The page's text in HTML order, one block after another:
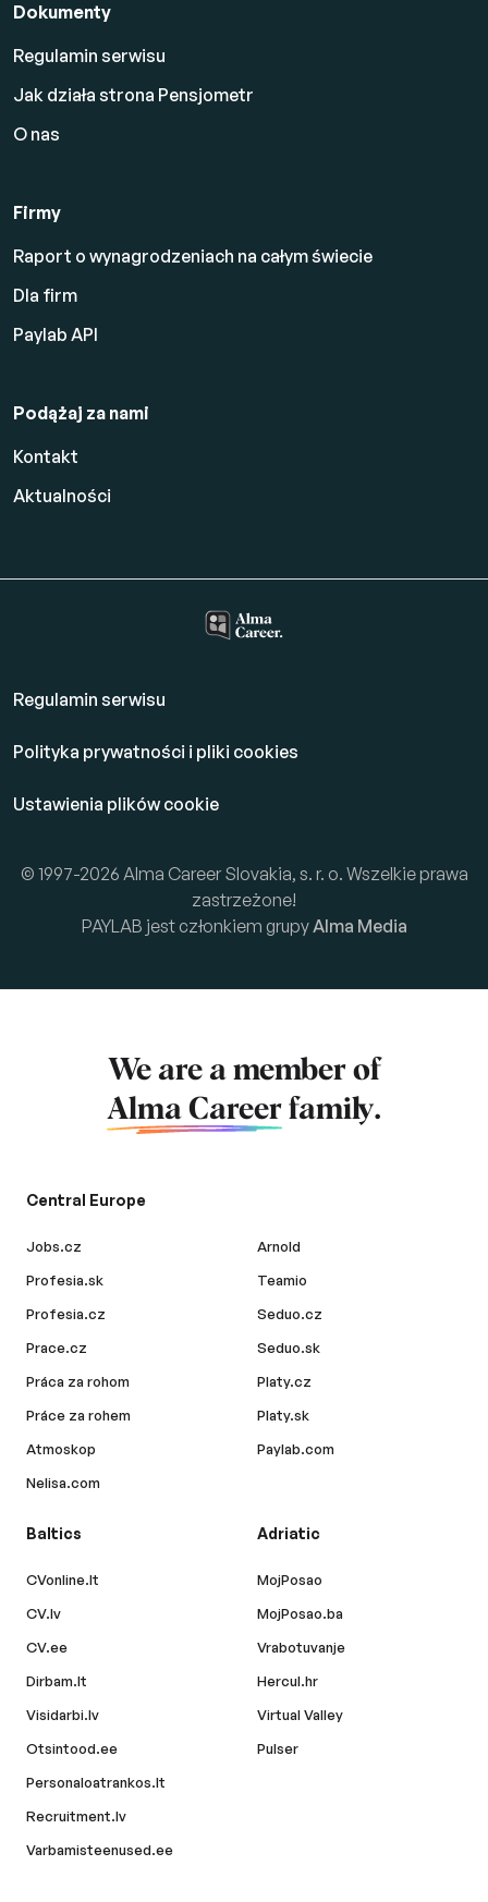
Dokumenty
Regulamin serwisu
Jak działa strona Pensjometr
O nas
Firmy
Raport o wynagrodzeniach na całym świecie
Dla firm
Paylab API
Podążaj za nami
Kontakt
Aktualności
Regulamin serwisu
Polityka prywatności i pliki cookies
Ustawienia plików cookie
© 1997-2026 Alma Career Slovakia, s. r. o. Wszelkie prawa
zastrzeżone!
PAYLAB jest członkiem grupy Alma Media
We are a member of
Alma Career family.
Central Europe
Jobs.cz
Profesia.sk
Profesia.cz
Prace.cz
Práca za rohom
Práce za rohem
Atmoskop
Nelisa.com
Arnold
Teamio
Seduo.cz
Seduo.sk
Platy.cz
Platy.sk
Paylab.com
Baltics
CVonline.lt
CV.lv
CV.ee
Dirbam.lt
Visidarbi.lv
Otsintood.ee
Personaloatrankos.lt
Recruitment.lv
Varbamisteenused.ee
Adriatic
MojPosao
MojPosao.ba
Vrabotuvanje
Hercul.hr
Virtual Valley
Pulser